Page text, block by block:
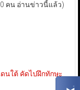
คน อ่านข่าวนี้แล้ว)
นใต้ คัดไปฝึกทักษะ